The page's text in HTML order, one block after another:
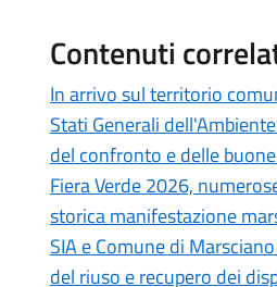
Contenuti
In arrivo sul territorio
Stati Generali
del confronto e delle
Fiera Verde 2026,
storica manifestazione
SIA e Comune di
del riuso e recupero dei